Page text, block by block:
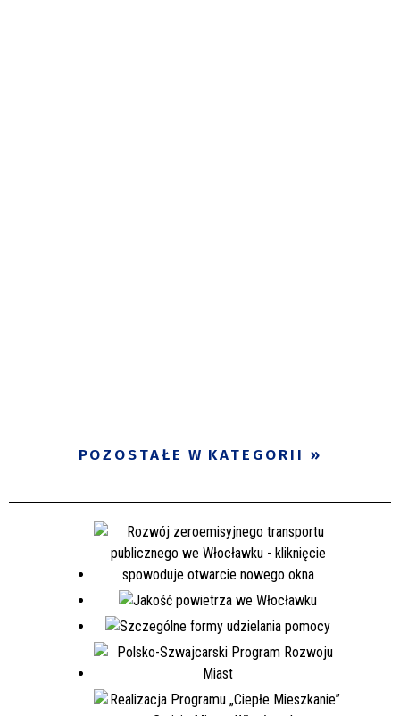
POZOSTAŁE W KATEGORII